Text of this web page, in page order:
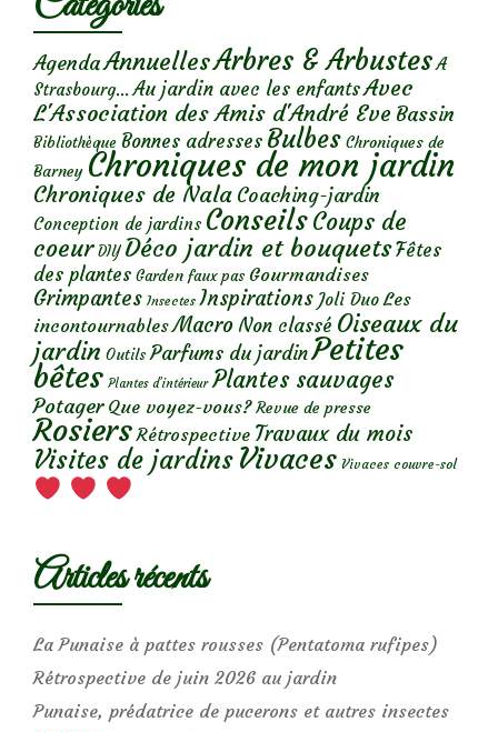
AgendaAnnuellesArbres & Arbustes A
Strasbourg... Au jardin avec les enfantsAvec
L'Association des Amis d'André Eve Bassin
Bibliothèque Bonnes adresses Bulbes Chroniques de
Barney Chroniques de mon jardin
Chroniques de Nala Coaching-jardin
Conception de jardins ConseilsCoups de
coeur DIY Déco jardin et bouquetsFêtes
des plantes Garden faux pas Gourmandises
Grimpantes Insectes Inspirations Joli Duo Les
incontournables Macro Non classé Oiseaux du
jardin Outils Parfums du jardinPetites
bêtes Plantes d’intérieur Plantes sauvages
Potager Que voyez-vous? Revue de presse
Rosiers Rétrospective Travaux du mois
Visites de jardins Vivaces Vivaces couvre-sol
Articles récents
La Punaise à pattes rousses (Pentatoma rufipes)
Rétrospective de juin 2026 au jardin
Punaise, prédatrice de pucerons et autres insectes